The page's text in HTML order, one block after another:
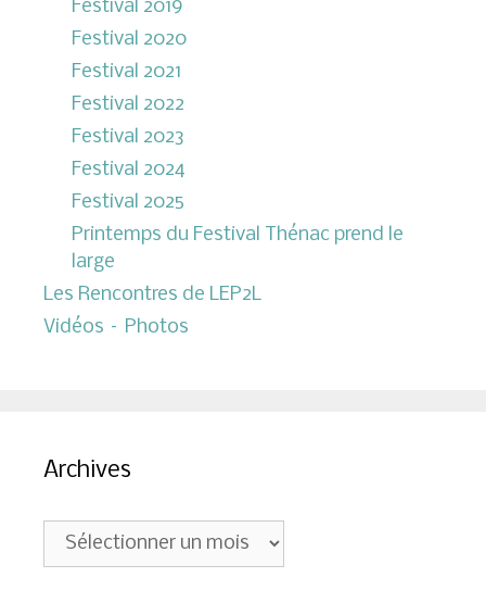
Festival 2019
Festival 2020
Festival 2021
Festival 2022
Festival 2023
Festival 2024
Festival 2025
Printemps du Festival Thénac prend le
large
Les Rencontres de LEP2L
Vidéos – Photos
Archives
Archives